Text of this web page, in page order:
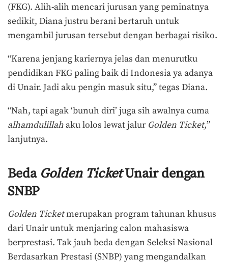
(FKG). Alih-alih mencari jurusan yang peminatnya
sedikit, Diana justru berani bertaruh untuk
mengambil jurusan tersebut dengan berbagai risiko.
“Karena jenjang kariernya jelas dan menurutku
pendidikan FKG paling baik di Indonesia ya adanya
di Unair. Jadi aku pengin masuk situ,” tegas Diana.
“Nah, tapi agak ‘bunuh diri’ juga sih awalnya cuma
alhamdulillahaku lolos lewat jalur Golden Ticket,”
lanjutnya.
Beda Golden TicketUnair dengan
SNBP
Golden Ticketmerupakan program tahunan khusus
dari Unair untuk menjaring calon mahasiswa
berprestasi. Tak jauh beda dengan Seleksi Nasional
Berdasarkan Prestasi (SNBP) yang mengandalkan